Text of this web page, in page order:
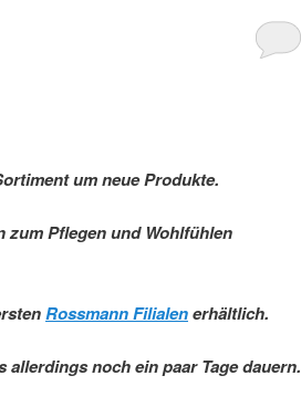
um neue Produkte.
zum Pflegen und Wohlfühlen
Rossmann Filialenerhältlich.
noch ein paar Tage dauern.